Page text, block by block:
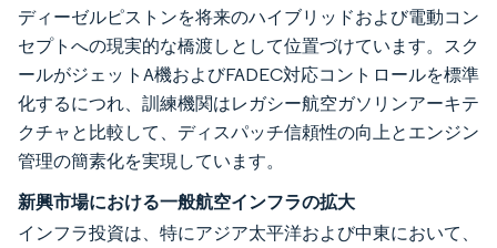
ディーゼルピストンを将来のハイブリッドおよび電動コン
セプトへの現実的な橋渡しとして位置づけています。スク
ールがジェットA機およびFADEC対応コントロールを標準
化するにつれ、訓練機関はレガシー航空ガソリンアーキテ
クチャと比較して、ディスパッチ信頼性の向上とエンジン
管理の簡素化を実現しています。
新興市場における一般航空インフラの拡大
インフラ投資は、特にアジア太平洋および中東において、